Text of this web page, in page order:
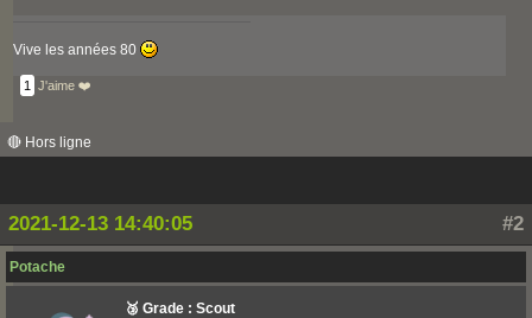
Vive les années 80
1 J'aime ❤️
🔴 Hors ligne
#2
2021-12-13 14:40:05
Potache
🥉 Grade : Scout